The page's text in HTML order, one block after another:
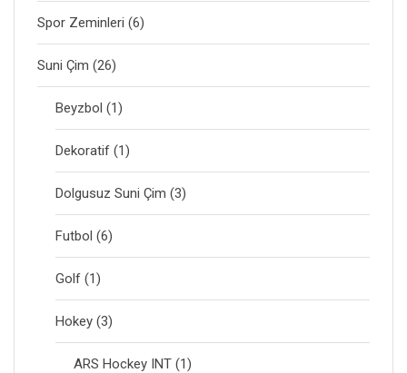
Spor Zeminleri (6)
Suni Çim (26)
Beyzbol (1)
Dekoratif (1)
Dolgusuz Suni Çim (3)
Futbol (6)
Golf (1)
Hokey (3)
ARS Hockey INT (1)